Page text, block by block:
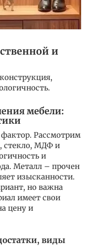
и
мебели:
Рассмотрим
стекло, МДФ и
и
Металл – прочен
изысканности.
но важна
имеет свои
цену и
виды